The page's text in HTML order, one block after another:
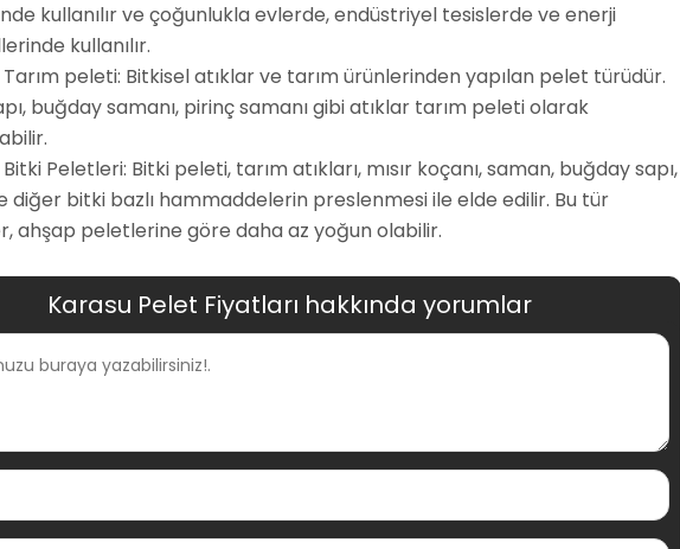
kullanılır ve çoğunlukla evlerde, endüstriyel tesislerde ve enerji
kullanılır.
peleti: Bitkisel atıklar ve tarım ürünlerinden yapılan pelet türüdür.
buğday samanı, pirinç samanı gibi atıklar tarım peleti olarak
Peletleri: Bitki peleti, tarım atıkları, mısır koçanı, saman, buğday sapı,
diğer bitki bazlı hammaddelerin preslenmesi ile elde edilir. Bu tür
ahşap peletlerine göre daha az yoğun olabilir.
Karasu Pelet Fiyatları hakkında yorumlar